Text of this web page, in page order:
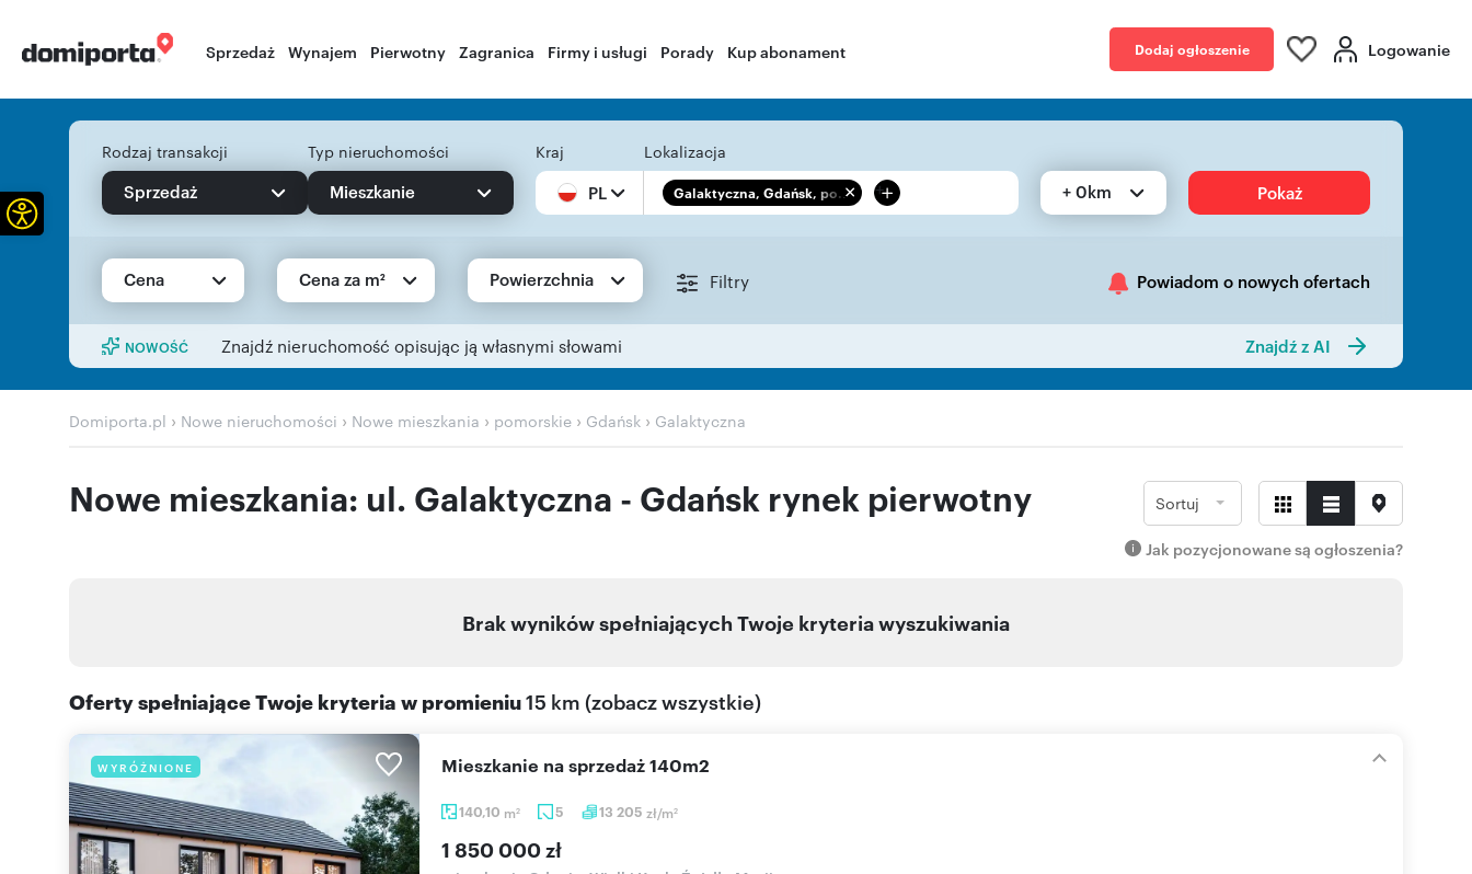
Sprzedaż Wynajem Pierwotny Zagranica Firmy i usługi Porady Kup abonament Dodaj ogłoszenie Logowanie
Rodzaj transakcji
Sprzedaż
Typ nieruchomości
Mieszkanie
Kraj
PL
Lokalizacja
Galaktyczna, Gdańsk, po... + + 0km Pokaż
Cena Cena za m² Powierzchnia Filtry Powiadom o nowych ofertach
NOWOŚĆ Znajdź nieruchomość opisując ją własnymi słowami Znajdź z AI
Domiporta.pl › Nowe nieruchomości › Nowe mieszkania › pomorskie › Gdańsk › Galaktyczna
Nowe mieszkania: ul. Galaktyczna - Gdańsk rynek pierwotny Sortuj
Jak pozycjonowane są ogłoszenia?
Brak wyników spełniających Twoje kryteria wyszukiwania
Oferty spełniające Twoje kryteria w promieniu15 km (zobacz wszystkie)
WYRÓŻNIONE
140,10 m2 5 13 205 zł/m2
mieszkanie na sprzedaż 140m2
1 850 000 zł
Otwórz pasek narzędzi